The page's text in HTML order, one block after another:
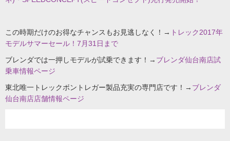
この時期だけのお得なチャンスもお見逃しなく！→ トレック2017年
モデルサマーセール！7月31日まで
ブレンダでは一押しモデルが試乗できます！→ ブレンダ仙台南店試
乗車情報ページ
東北唯一トレックボントレガー製品充実の専門店です！→ ブレンダ
仙台南店店舗情報ページ